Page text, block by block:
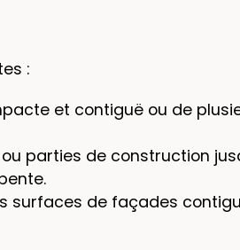
:
et contiguë ou de
parties de construction
surfaces de façades